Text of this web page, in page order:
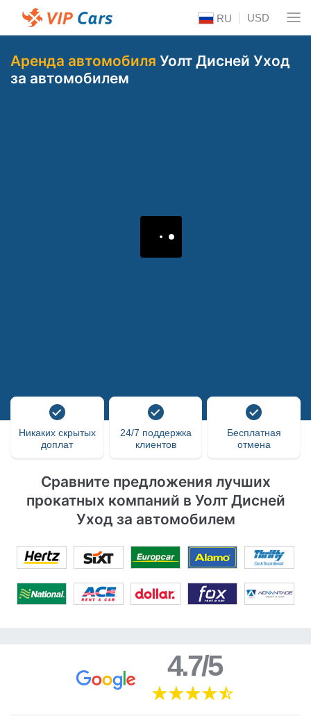
RU USD
Аренда автомобиля Уолт Дисней Уход
за автомобилем
Никаких скрытых
доплат
24/7 поддержка
клиентов
Бесплатная
отмена
Сравните предложения лучших
прокатных компаний в Уолт Дисней
Уход за автомобилем
4.7/5